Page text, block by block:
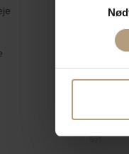
Dine valg
dem, eller
1842
571